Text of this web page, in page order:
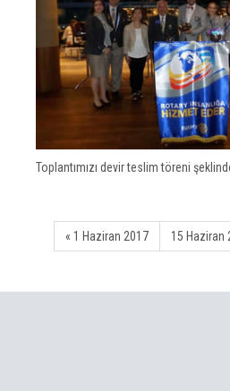
Toplantımızı devir teslim töreni
« 1 Haziran 2017 15 Haziran